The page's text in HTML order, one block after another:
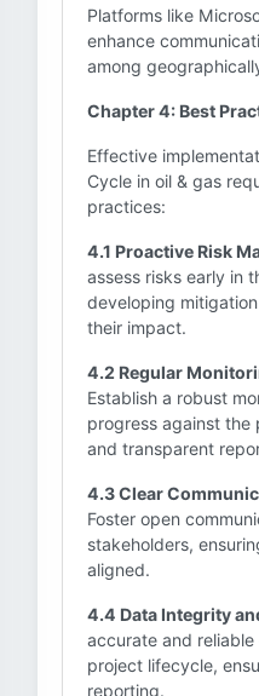
Platforms like
enhance
among
Chapter 4: Best
Effective
Cycle in oil & gas
practices:
4.1 Proactive Risk
assess risks early in
developing
their impact.
4.2 Regular
Establish a robust
progress against
and transparent
4.3 Clear
Foster open
stakeholders,
aligned.
4.4 Data Integrity
accurate and
project lifecycle,
reporting.